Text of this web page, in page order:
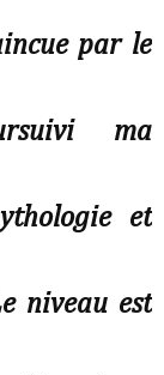
par le
ma
et
niveau est